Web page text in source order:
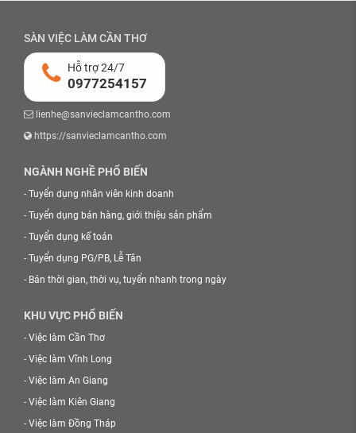
SÀN VIỆC LÀM CẦN THƠ
Hỗ trợ 24/7
0977254157
lienhe@sanvieclamcantho.com
https://sanvieclamcantho.com
NGÀNH NGHỀ PHỔ BIẾN
- Tuyển dụng nhân viên kinh doanh
- Tuyển dụng bán hàng, giới thiệu sản phẩm
- Tuyển dụng kế toán
- Tuyển dụng PG/PB, Lễ Tân
- Bán thời gian, thời vụ, tuyển nhanh trong ngày
KHU VỰC PHỔ BIẾN
- Việc làm Cần Thơ
- Việc làm Vĩnh Long
- Việc làm An Giang
- Việc làm Kiên Giang
- Việc làm Đồng Tháp